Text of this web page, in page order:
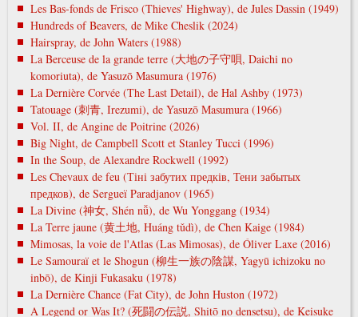
Les Bas-fonds de Frisco (Thieves' Highway), de Jules Dassin (1949)
Hundreds of Beavers, de Mike Cheslik (2024)
Hairspray, de John Waters (1988)
La Berceuse de la grande terre (大地の子守唄, Daichi no
komoriuta), de Yasuzō Masumura (1976)
La Dernière Corvée (The Last Detail), de Hal Ashby (1973)
Tatouage (刺青, Irezumi), de Yasuzō Masumura (1966)
Vol. II, de Angine de Poitrine (2026)
Big Night, de Campbell Scott et Stanley Tucci (1996)
In the Soup, de Alexandre Rockwell (1992)
Les Chevaux de feu (Тіні забутих предків, Тени забытых
предков), de Sergueï Paradjanov (1965)
La Divine (神女, Shén nǚ), de Wu Yonggang (1934)
La Terre jaune (黄土地, Huáng tǔdì), de Chen Kaige (1984)
Mimosas, la voie de l'Atlas (Las Mimosas), de Óliver Laxe (2016)
Le Samouraï et le Shogun (柳生一族の陰謀, Yagyū ichizoku no
inbō), de Kinji Fukasaku (1978)
La Dernière Chance (Fat City), de John Huston (1972)
A Legend or Was It? (死闘の伝説, Shitō no densetsu), de Keisuke